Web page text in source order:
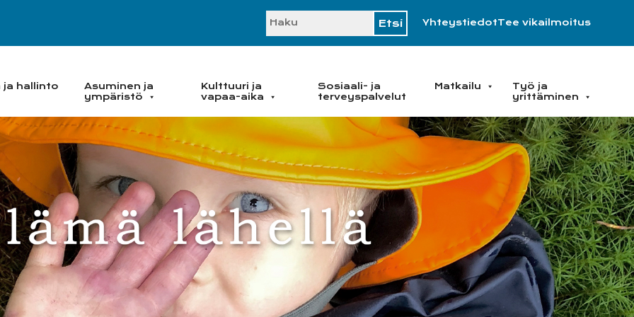
SEARCH
YhteystiedotTee vikailmoitus
ja hallinto
Asuminen ja
ympäristö
Kulttuuri ja
vapaa-aika
Sosiaali- ja
terveyspalvelut
Matkailu
Työ ja
yrittäminen